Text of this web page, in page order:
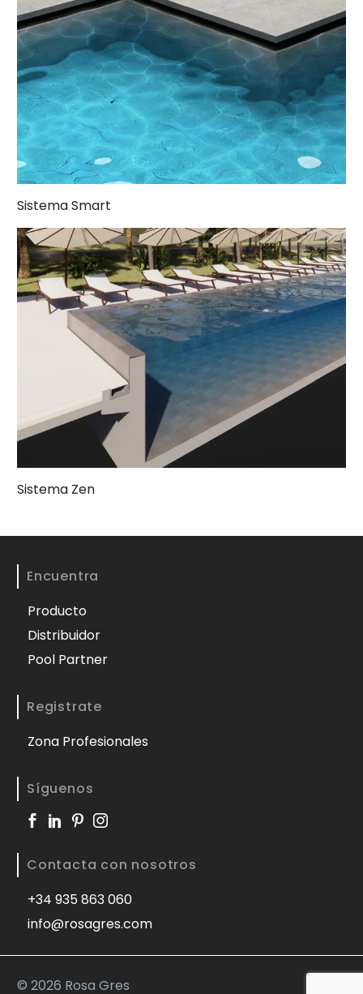
Sistema Smart
Sistema Zen
Encuentra
Producto
Distribuidor
Pool Partner
Registrate
Zona Profesionales
Síguenos
Contacta con nosotros
+34 935 863 060
info@rosagres.com
© 2026 Rosa Gres